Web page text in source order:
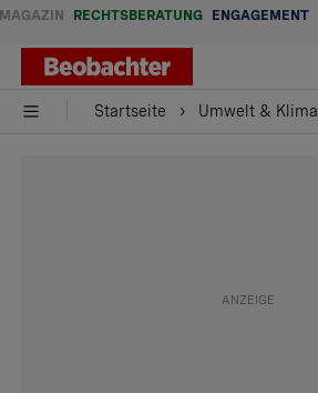
MAGAZIN RECHTSBERATUNG ENGAGEMENT
Startseite Umwelt & Klima